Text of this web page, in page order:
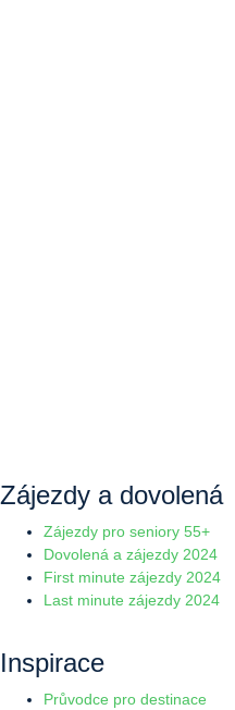
Zájezdy a dovolená
Zájezdy pro seniory 55+
Dovolená a zájezdy 2024
First minute zájezdy 2024
Last minute zájezdy 2024
Inspirace
Průvodce pro destinace